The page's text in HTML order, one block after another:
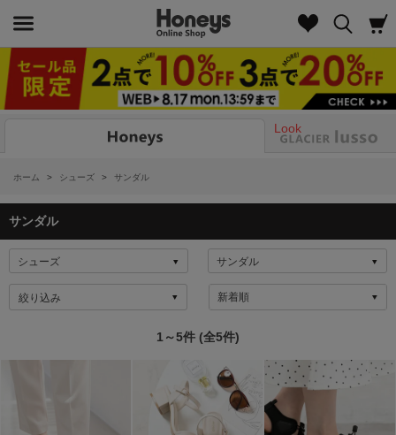
Look
ホーム > シューズ > サンダル
サンダル
絞り込み
1～5件 (全5件)